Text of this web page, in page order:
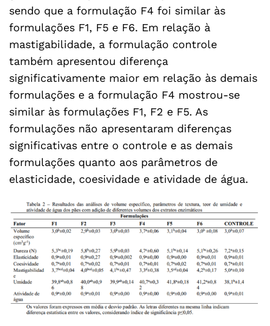
sendo que a formulação F4 foi similar às
formulações F1, F5 e F6. Em relação à
mastigabilidade, a formulação controle
também apresentou diferença
significativamente maior em relação às demais
formulações e a formulação F4 mostrou-se
similar às formulações F1, F2 e F5. As
formulações não apresentaram diferenças
significativas entre o controle e as demais
formulações quanto aos parâmetros de
elasticidade, coesividade e atividade de água.